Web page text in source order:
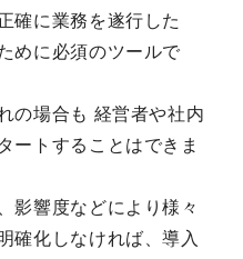
確に業務を遂行した
めに必須のツールで
の場合も 経営者や社内
ートすることはできま
影響度などにより様々
確化しなければ、導入